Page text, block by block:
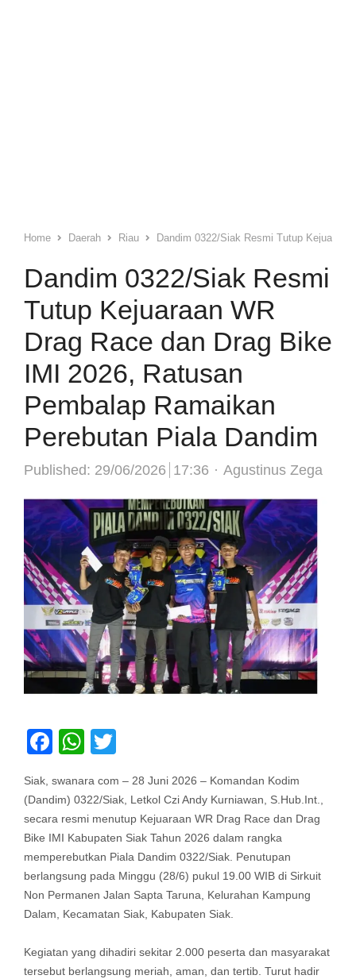
Home Daerah Riau Dandim 0322/Siak Resmi Tutup
Dandim 0322/Siak Resmi
Tutup Kejuaraan WR
Drag Race dan Drag Bike
IMI 2026, Ratusan
Pembalap Ramaikan
Perebutan Piala Dandim
Published: 29/06/2026 17:36 Author
Agustinus Zega
Facebook
WhatsApp
Siak, swanara com – 28 Juni 2026 – Komandan Kodim
(Dandim) 0322/Siak, Letkol Czi Andy Kurniawan, S.Hub.Int.,
secara resmi menutup Kejuaraan WR Drag Race dan Drag
Bike IMI Kabupaten Siak Tahun 2026 dalam rangka
memperebutkan Piala Dandim 0322/Siak. Penutupan
berlangsung pada Minggu (28/6) pukul 19.00 WIB di Sirkuit
Non Permanen Jalan Sapta Taruna, Kelurahan Kampung
Dalam, Kecamatan Siak, Kabupaten Siak.
Kegiatan yang dihadiri sekitar 2.000 peserta dan masyarakat
tersebut berlangsung meriah, aman, dan tertib. Turut hadir